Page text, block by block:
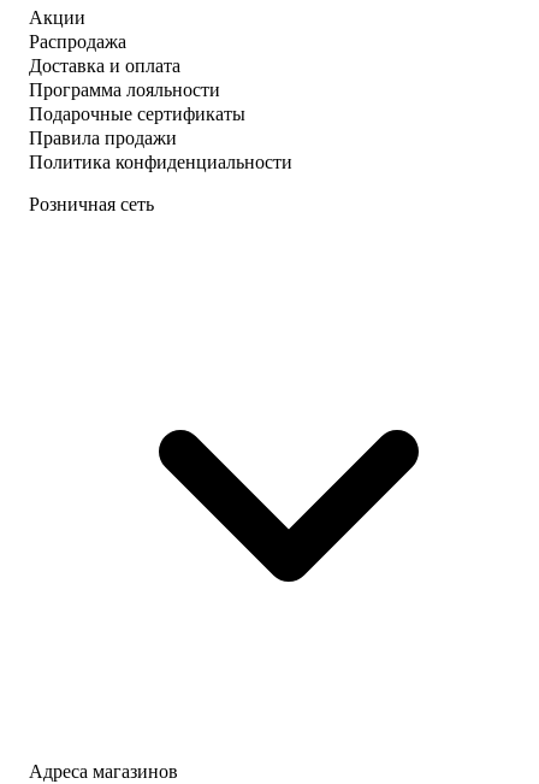
Акции
Распродажа
Доставка и оплата
Программа лояльности
Подарочные сертификаты
Правила продажи
Политика конфиденциальности
Розничная сеть
Адреса магазинов